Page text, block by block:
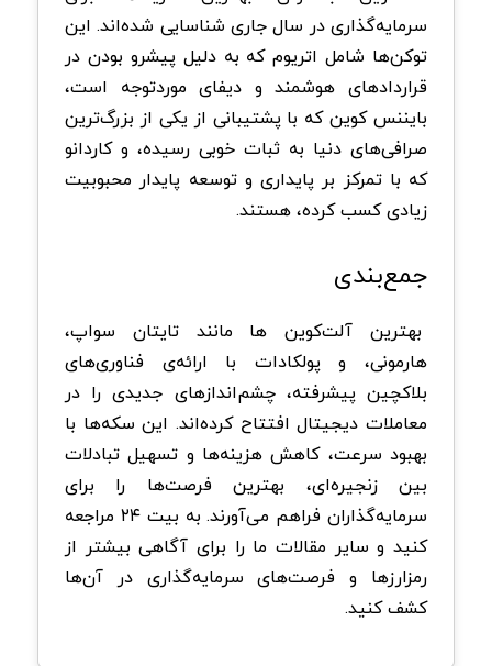
سرمایه‌گذاری در سال جاری شناسایی شده‌اند. این
توکن‌ها شامل اتریوم که به دلیل پیشرو بودن در
قراردادهای هوشمند و دیفای موردتوجه است،
بایننس کوین که با پشتیبانی از یکی از بزرگ‌ترین
صرافی‌های دنیا به ثبات خوبی رسیده، و کاردانو
که با تمرکز بر پایداری و توسعه پایدار محبوبیت
زیادی کسب کرده، هستند.
جمع‌بندی
بهترین آلت‌کوین‌ ها مانند تایتان سواپ،
هارمونی، و پولکادات با ارائه‌ی فناوری‌های
بلاکچین پیشرفته، چشم‌اندازهای جدیدی را در
معاملات دیجیتال افتتاح کرده‌اند. این سکه‌ها با
بهبود سرعت، کاهش هزینه‌ها و تسهیل تبادلات
بین زنجیره‌ای، بهترین فرصت‌ها را برای
سرمایه‌گذاران فراهم می‌آورند. به بیت ۲۴ مراجعه
کنید و سایر مقالات ما را برای آگاهی بیشتر از
رمزارزها و فرصت‌های سرمایه‌گذاری در آن‌ها
کشف کنید.